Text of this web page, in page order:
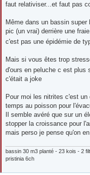
faut relativiser...et faut pas
Même dans un bassin
pic (un vrai) derrière une
c'est pas une épidémie de
Mais si vous êtes trop
d'ours en peluche c est plus
c'était a joke
Pour moi les nitrites c'est
temps au poisson pour
Il semble avéré que sur un
stopper la croissance pour
mais perso je pense qu'on
bassin 30 m3 planté - 23 kois - 2
pristinia 6ch